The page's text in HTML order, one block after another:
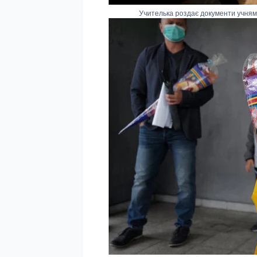
Учителька роздає документи